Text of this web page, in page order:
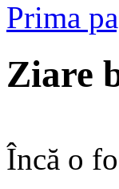
Prima
Ziare
Încă o